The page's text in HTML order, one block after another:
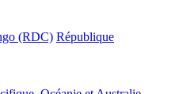
(RDC) République